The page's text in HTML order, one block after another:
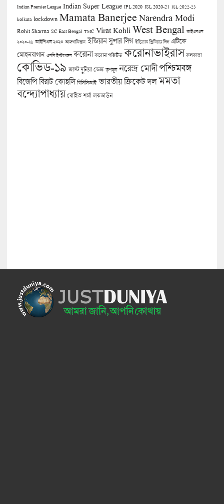
Indian Premier League Indian Super League IPL 2020 ISL 2020-21 ISL 2022-23
kolkata lockdown Mamata Banerjee Narendra Modi
Rohit Sharma SC East Bengal TMC Virat Kohli West Bengal আইএসএল
২০২০-২১ আইপিএল ২০২০ আফগানিস্তান ইন্ডিয়ান সুপার লিগ ইন্ডিয়ান প্রিমিয়ার লিগ এটিকে
মোহনবাগান এসসি ইস্টবেঙ্গল করোনা করোনা পজিটিভ করোনাভাইরাস কলকাতা
কোভিড-১৯ জাস্ট দুনিয়া ডেস্ক তৃণমূল নরেন্দ্র মোদী পশ্চিমবঙ্গ
বিজেপি বিরাট কোহলি বিসিসিআই ভারতীয় ক্রিকেট দল মমতা
বন্দ্যোপাধ্যায় রোহিত শর্মা লকডাউন